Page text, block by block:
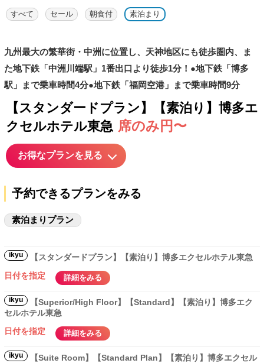
すべて セール 朝食付 素泊まり
九州最大の繁華街・中洲に位置し、天神地区にも徒歩圏内、ま
た地下鉄「中洲川端駅」1番出口より徒歩1分！●地下鉄「博多
駅」まで乗車時間4分●地下鉄「福岡空港」まで乗車時間9分
【スタンダードプラン】【素泊り】博多エ
クセルホテル東急 席のみ円〜
お得なプランを見る
予約できるプランをみる
素泊まりプラン
ikyu
【スタンダードプラン】【素泊り】博多エクセルホテル東急
日付を指定
詳細をみる
ikyu
【Superior/High Floor】【Standard】【素泊り】博多エク
セルホテル東急
日付を指定
詳細をみる
ikyu
【Suite Room】【Standard Plan】【素泊り】博多エクセル